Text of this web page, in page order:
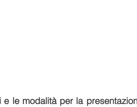
e le modalità per la